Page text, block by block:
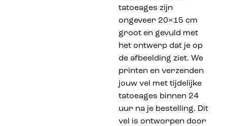
tatoeages zijn
ongeveer 20×15 cm
groot en gevuld met
het ontwerp dat je op
de afbeelding ziet. We
printen en verzenden
jouw vel met tijdelijke
tatoeages binnen 24
uur na je bestelling. Dit
vel is ontworpen door